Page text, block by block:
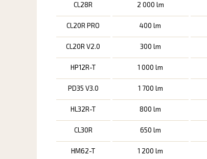
CL28R
2 000 lm
CL20R PRO
400 lm
CL20R V2.0
300 lm
HP12R-T
1 000 lm
PD35 V3.0
1 700 lm
HL32R-T
800 lm
CL30R
650 lm
HM62-T
1 200 lm